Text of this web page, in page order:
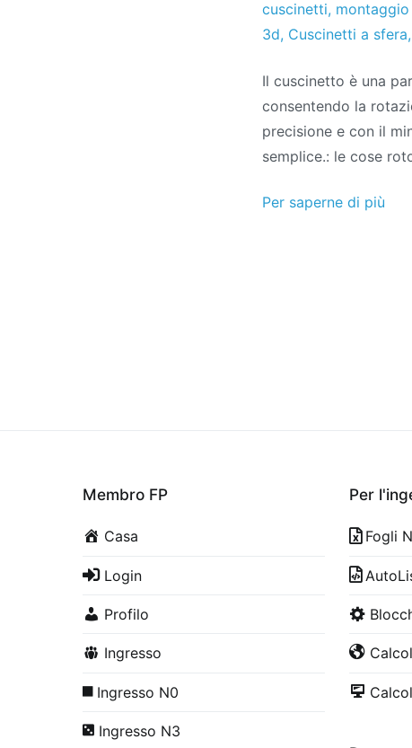
cuscinetti,
3d, Cuscinetti a sfera,
Il cuscinetto è una
consentendo la
precisione e con il
semplice.: le cose
Per saperne di più
Membro FP
Casa
Login
Profilo
Ingresso
Ingresso N0
Ingresso N3
Per
Fogli